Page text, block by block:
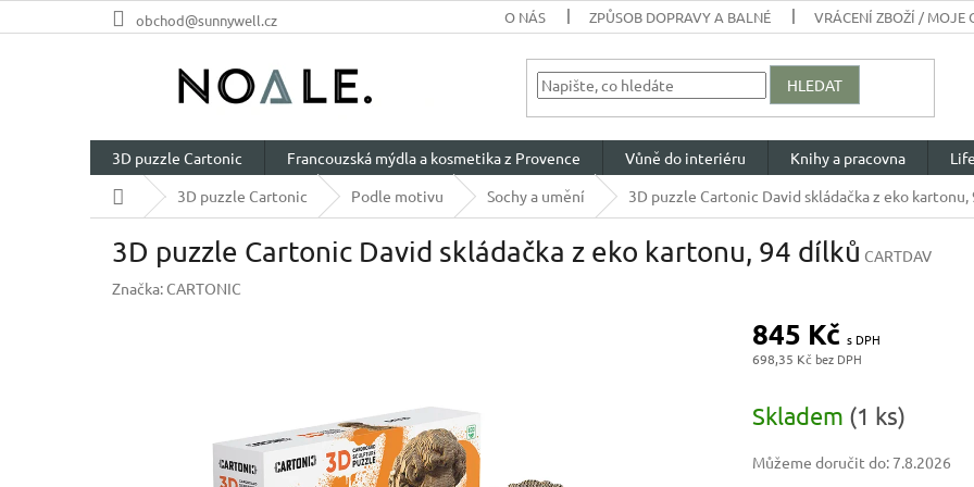
na
obchod@sunnywell.cz O NÁS ZPŮSOB DOPRAVY A BALNÉ VRÁCENÍ ZBOŽÍ / MOJE
HLEDAT
3D puzzle Cartonic Francouzská mýdla a kosmetika z Provence Vůně do interiéru Knihy a pracovna
Domů
3D puzzle Cartonic Podle motivu Sochy a umění 3D puzzle Cartonic David skládačka z eko kartonu,
3D puzzle Cartonic David skládačka z eko kartonu, 94 dílků CARTDAV
Značka: CARTONIC
845 Kč
698,35 Kč
cena:
Skladem (1 ks)
Můžeme doručit do: 7.8.2026